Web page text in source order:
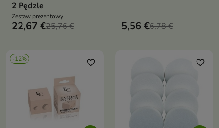
2 Pędzle
Zestaw prezentowy
22,67 €25,76 € 5,56 €6,78 €
-12% favorite_border favorite_border